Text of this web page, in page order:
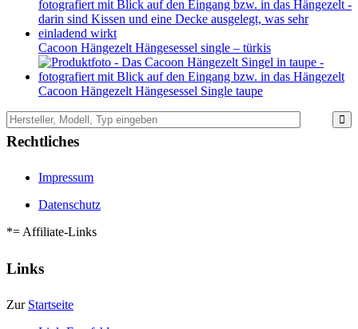
Cacoon Hängezelt Hängesessel single – türkis
Cacoon Hängezelt Hängesessel Single taupe
Rechtliches
Impressum
Datenschutz
*= Affiliate-Links
Links
Zur Startseite